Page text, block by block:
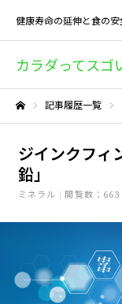
カラダってスゴ
健康寿命の延伸と食の
記事履歴一覧
ジインクフィ
鉛」
ミネラル 閲覧数：663